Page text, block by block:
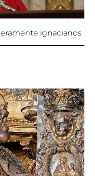
ignacianos